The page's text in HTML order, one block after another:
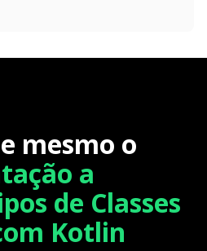
mesmo o
a
de Classes
Kotlin